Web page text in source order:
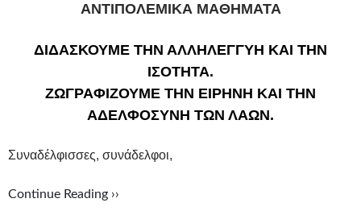
ΑΝΤΙΠΟΛΕΜΙΚΑ ΜΑΘΗΜΑΤΑ
ΔΙΔΑΣΚΟΥΜΕ ΤΗΝ ΑΛΛΗΛΕΓΓΥΗ ΚΑΙ ΤΗΝ
ΙΣΟΤΗΤΑ.
ΖΩΓΡΑΦΙΖΟΥΜΕ ΤΗΝ ΕΙΡΗΝΗ ΚΑΙ ΤΗΝ
ΑΔΕΛΦΟΣΥΝΗ ΤΩΝ ΛΑΩΝ.
Συναδέλφισσες, συνάδελφοι,
Continue Reading ››